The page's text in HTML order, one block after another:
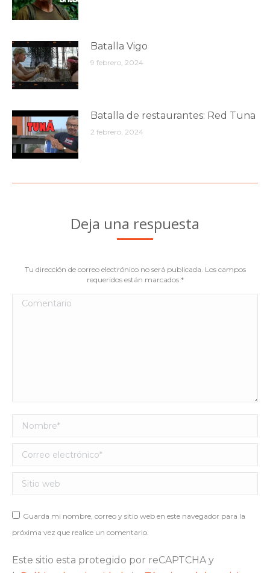
Batalla Vigo
9 febrero, 2024
Batalla de restaurantes: Red Tuna
2 febrero, 2024
Deja una respuesta
Tu dirección de correo electrónico no será publicada. Los campos
requeridos están marcados *
Comentario
Nombre *
Correo electrónico *
Sitio web
Guarda mi nombre, correo y sitio web en este navegador para la
próxima vez que realice un comentario.
Este sitio esta protegido por reCAPTCHA y